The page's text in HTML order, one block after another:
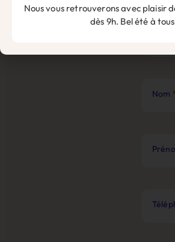
Contact
Site
Êtes-
Nom
Nous vous retrouverons avec plaisir
dès 9h. Bel été à